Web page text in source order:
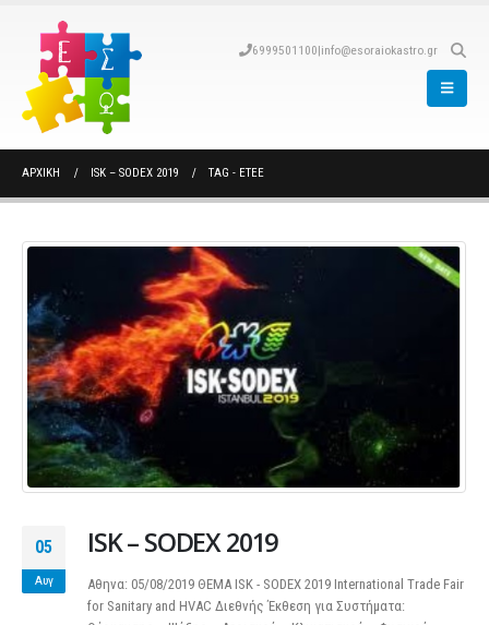
6999501100|info@esoraiokastro.gr
ΑΡΧΙΚΉ ISK – SODEX 2019 TAG - ETEE
05
Αυγ
ISK – SODEX 2019
Αθηνα: 05/08/2019 ΘΕΜΑ ISK - SODEX 2019 International Trade Fair
for Sanitary and HVAC Διεθνής Έκθεση για Συστήματα: